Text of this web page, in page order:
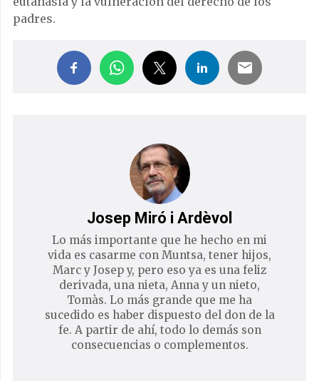
padres.
Josep Miró i Ardèvol
Lo más importante que he hecho en mi
vida es casarme con Muntsa, tener hijos,
Marc y Josep y, pero eso ya es una feliz
derivada, una nieta, Anna y un nieto,
Tomàs. Lo más grande que me ha
sucedido es haber dispuesto del don de la
fe. A partir de ahí, todo lo demás son
consecuencias o complementos.